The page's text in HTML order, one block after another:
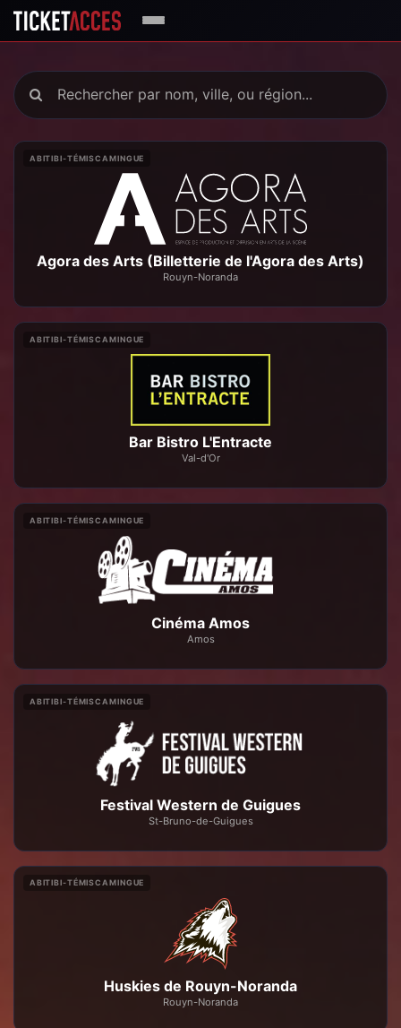
ABITIBI-TÉMISCAMINGUE
Agora des Arts (Billetterie de l'Agora des Arts)
Rouyn-Noranda
ABITIBI-TÉMISCAMINGUE
Bar Bistro L'Entracte
Val-d'Or
ABITIBI-TÉMISCAMINGUE
Cinéma Amos
Amos
ABITIBI-TÉMISCAMINGUE
Festival Western de Guigues
St-Bruno-de-Guigues
ABITIBI-TÉMISCAMINGUE
Huskies de Rouyn-Noranda
Rouyn-Noranda